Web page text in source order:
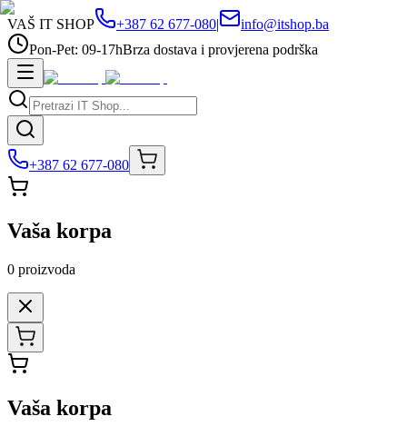
VAŠ IT SHOP +387 62 677-080|
info@itshop.ba
Pon-Pet: 09-17hBrza dostava i provjerena podrška
+387 62 677-080
Vaša korpa
0 proizvoda
Vaša korpa